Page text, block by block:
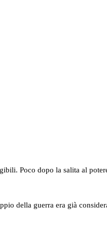
Poco dopo la salita al
della guerra era già